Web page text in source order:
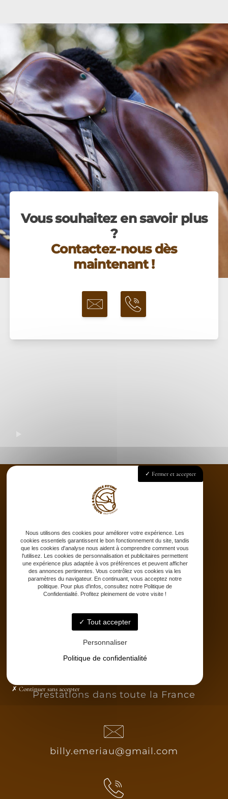
Vous souhaitez en savoir plus
?
Contactez-nous dès
maintenant !
Accueil
Bit fitting
Selle sur-mesure
Stages
Partenaires
Catalogue
Contact
Prestations dans toute la France
billy.emeriau@gmail.com
Fermer et accepter
Nous utilisons des cookies pour améliorer votre expérience. Les
cookies essentiels garantissent le bon fonctionnement du site, tandis
que les cookies d'analyse nous aident à comprendre comment vous
l'utilisez. Les cookies de personnalisation et publicitaires permettent
une expérience plus adaptée à vos préférences et peuvent afficher
des annonces pertinentes. Vous contrôlez vos cookies via les
paramètres du navigateur. En continuant, vous acceptez notre
politique. Pour plus d'infos, consultez notre Politique de
Confidentialité. Profitez pleinement de votre visite !
Tout accepter
Personnaliser
Politique de confidentialité
Continuer sans accepter